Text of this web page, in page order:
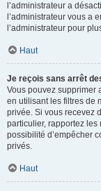
l’administrateur a
l’administrateur vous a
l’administrateur pour
Haut
Je reçois sans arrêt
Vous pouvez supprimer
en utilisant les filtres de
privée. Si vous recevez
particulier, rapportez
possibilité d’empêcher
privés.
Haut